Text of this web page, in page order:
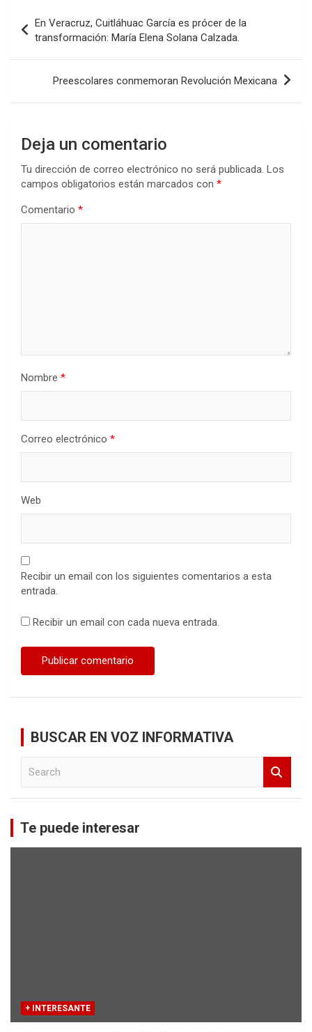
de
entradas
En Veracruz, Cuitláhuac García es prócer de la
transformación: María Elena Solana Calzada.
Preescolares conmemoran Revolución Mexicana
Deja un comentario
Tu dirección de correo electrónico no será publicada. Los
campos obligatorios están marcados con *
Comentario *
Nombre *
Correo electrónico *
Web
Recibir un email con los siguientes comentarios a esta
entrada.
Recibir un email con cada nueva entrada.
BUSCAR EN VOZ INFORMATIVA
c
h
Te puede interesar
+ INTERESANTE